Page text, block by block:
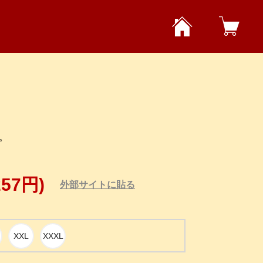
円) 外部サイトに貼る